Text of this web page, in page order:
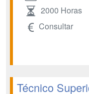
2000 Horas
Consultar
Técnico